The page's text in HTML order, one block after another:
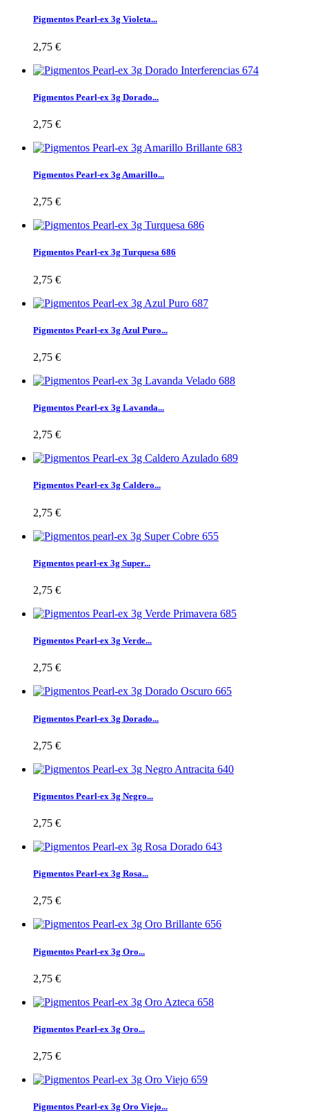
Pigmentos Pearl-ex 3g Violeta...
2,75 €
Pigmentos Pearl-ex 3g Dorado...
2,75 €
Pigmentos Pearl-ex 3g Amarillo...
2,75 €
Pigmentos Pearl-ex 3g Turquesa 686
2,75 €
Pigmentos Pearl-ex 3g Azul Puro...
2,75 €
Pigmentos Pearl-ex 3g Lavanda...
2,75 €
Pigmentos Pearl-ex 3g Caldero...
2,75 €
Pigmentos pearl-ex 3g Super...
2,75 €
Pigmentos Pearl-ex 3g Verde...
2,75 €
Pigmentos Pearl-ex 3g Dorado...
2,75 €
Pigmentos Pearl-ex 3g Negro...
2,75 €
Pigmentos Pearl-ex 3g Rosa...
2,75 €
Pigmentos Pearl-ex 3g Oro...
2,75 €
Pigmentos Pearl-ex 3g Oro...
2,75 €
Pigmentos Pearl-ex 3g Oro Viejo...